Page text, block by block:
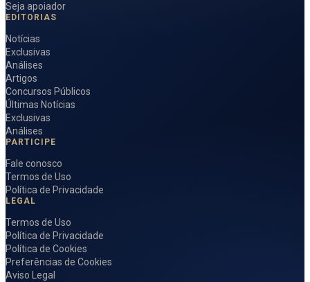
Seja apoiador
EDITORIAS
Notícias
Exclusivas
Análises
Artigos
Concursos Públicos
Últimas Notícias
Exclusivas
Análises
PARTICIPE
Fale conosco
Termos de Uso
Política de Privacidade
LEGAL
Termos de Uso
Política de Privacidade
Política de Cookies
Preferências de Cookies
Aviso Legal